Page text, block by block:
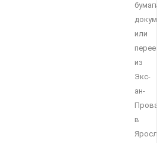
бумаги,
или
переезд
из
Экс-
ан-
Прованс
в